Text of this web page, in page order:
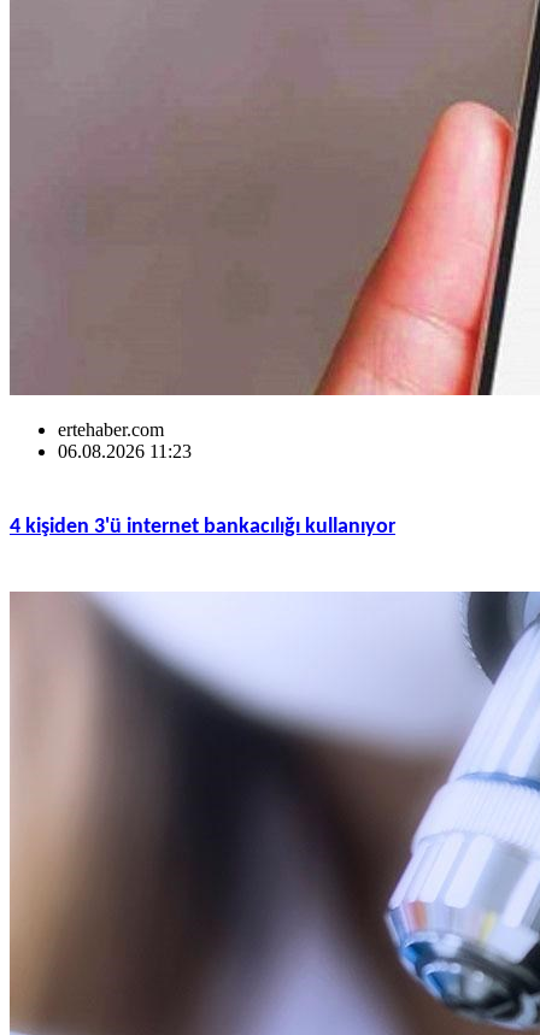
ertehaber.com
06.08.2026 11:23
4 kişiden 3'ü internet bankacılığı kullanıyor